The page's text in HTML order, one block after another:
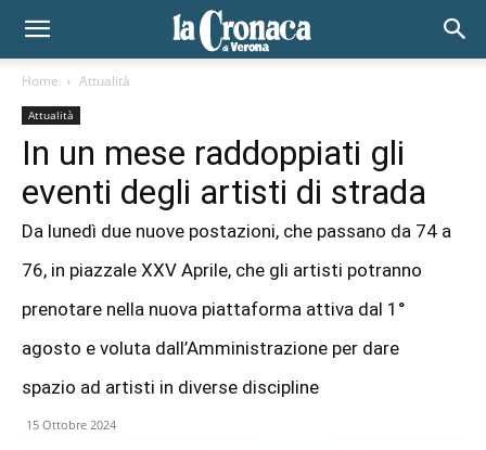
Home Attualità
Attualità
In un mese raddoppiati gli
eventi degli artisti di strada
Da lunedì due nuove postazioni, che passano da 74 a
76, in piazzale XXV Aprile, che gli artisti potranno
prenotare nella nuova piattaforma attiva dal 1°
agosto e voluta dall’Amministrazione per dare
spazio ad artisti in diverse discipline
15 Ottobre 2024